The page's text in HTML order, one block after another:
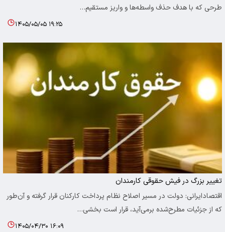
طرحی که با هدف حذف واسطه‌ها و واریز مستقیم…
۱۴۰۵/۰۵/۰۵ ۱۹:۲۵
تغییر بزرگ در فیش حقوقی کارمندان
اقتصادایرانی: دولت در مسیر اصلاح نظام پرداخت کارکنان قرار گرفته و آن‌طور
که از جزئیات مطرح‌شده برمی‌آید، قرار است بخشی…
۱۴۰۵/۰۴/۳۰ ۱۶:۰۹